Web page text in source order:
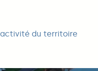
du territoire